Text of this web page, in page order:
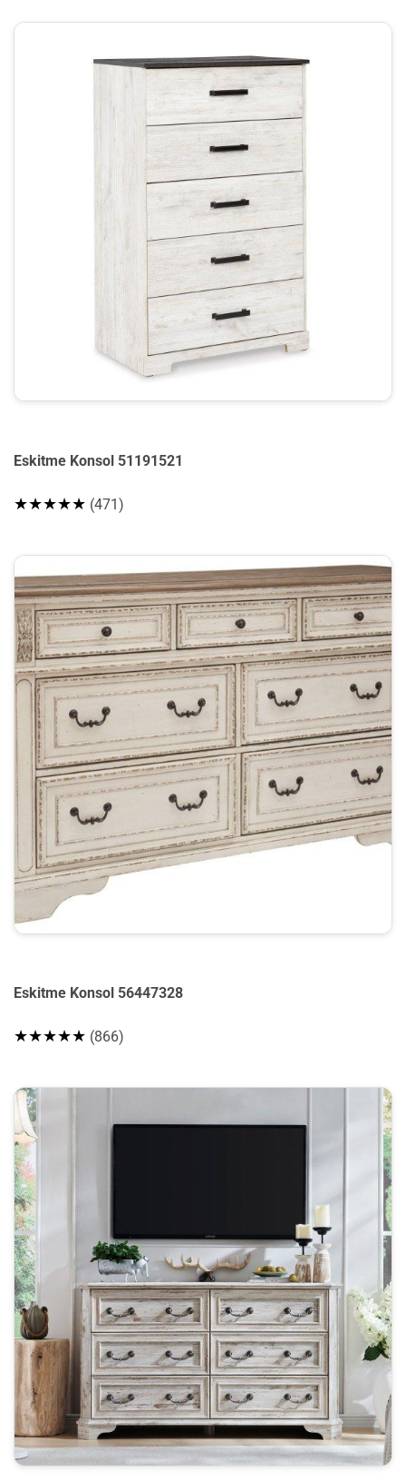
Eskitme Konsol 51191521
★★★★★ (471)
Eskitme Konsol 56447328
★★★★★ (866)